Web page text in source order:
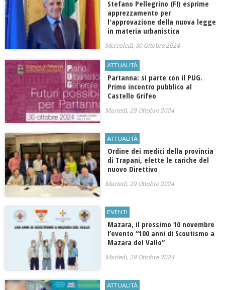
​Stefano Pellegrino (FI) esprime
apprezzamento per
l'approvazione della nuova legge
in materia urbanistica
Mercoledì, 30 Ottobre 2024
ATTUALITÀ
Partanna: si parte con il PUG.
Primo incontro pubblico al
Castello Grifeo
Martedì, 29 Ottobre 2024
ATTUALITÀ
Ordine dei medici della provincia
di Trapani, elette le cariche del
nuovo Direttivo
Martedì, 29 Ottobre 2024
EVENTI
​Mazara, il prossimo 10 novembre
l’evento “100 anni di Scoutismo a
Mazara del Vallo”
Martedì, 29 Ottobre 2024
ATTUALITÀ